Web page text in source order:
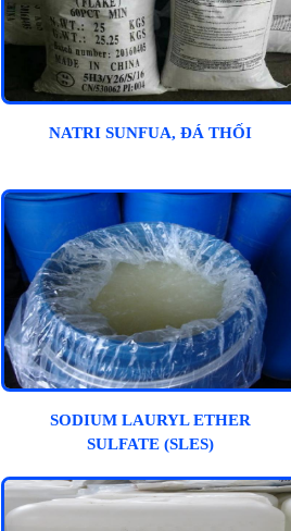
NATRI SUNFUA, ĐÁ THỐI
SODIUM LAURYL ETHER
SULFATE (SLES)